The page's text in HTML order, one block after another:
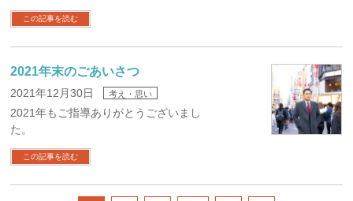
この記事を読む
2021年末のごあいさつ
2021年12月30日 考え・思い
2021年もご指導ありがとうございまし
た。
この記事を読む